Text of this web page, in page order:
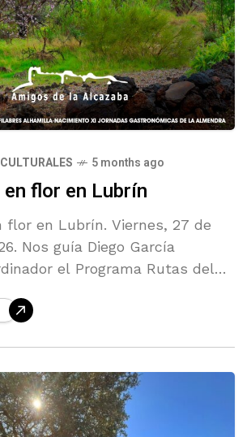
5 months ago
flor en Lubrín
flor en Lubrín. Viernes, 27 de
Nos guía Diego García
el Programa Rutas del